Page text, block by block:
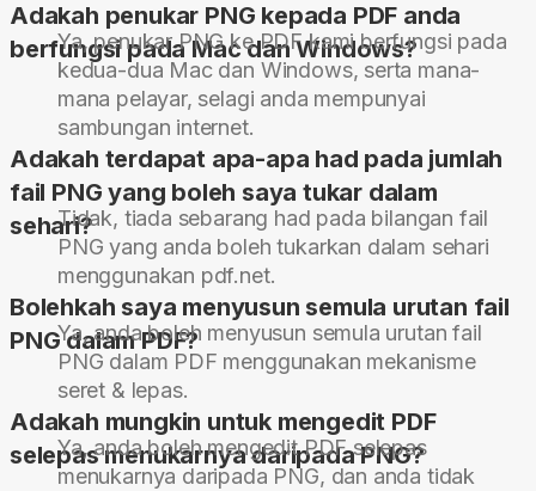
Adakah penukar PNG kepada PDF anda
berfungsi pada Mac dan Windows?
Ya, penukar PNG ke PDF kami berfungsi pada
kedua-dua Mac dan Windows, serta mana-
mana pelayar, selagi anda mempunyai
sambungan internet.
Adakah terdapat apa-apa had pada jumlah
fail PNG yang boleh saya tukar dalam
sehari?Tidak, tiada sebarang had pada bilangan fail
PNG yang anda boleh tukarkan dalam sehari
menggunakan pdf.net.
Bolehkah saya menyusun semula urutan fail
PNG dalam PDF?
Ya, anda boleh menyusun semula urutan fail
PNG dalam PDF menggunakan mekanisme
seret & lepas.
Adakah mungkin untuk mengedit PDF
selepas menukarnya daripada PNG?
Ya, anda boleh mengedit PDF selepas
menukarnya daripada PNG, dan anda tidak